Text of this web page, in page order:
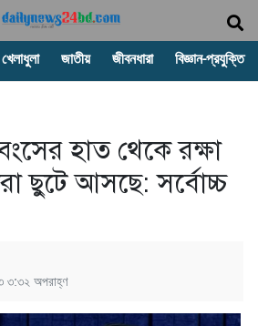
খেলাধুলা জাতীয় জীবনধারা বিজ্ঞান-প্রযুক্তি
হাত থেকে রক্ষা
ছুটে আসছে: সর্বোচ্চ
৩:৩২ অপরাহ্ণ